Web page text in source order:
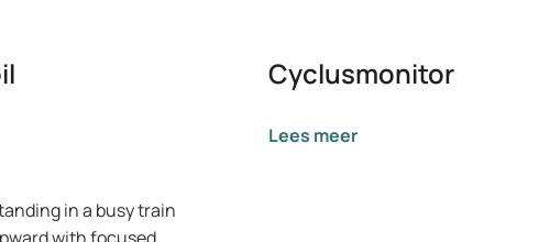
Cyclusmonitor
Lees meer